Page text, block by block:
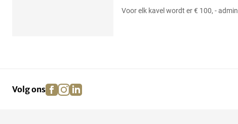
Voor elk kavel wordt er € 100, -
Volg ons facebook
instagram
linkedin